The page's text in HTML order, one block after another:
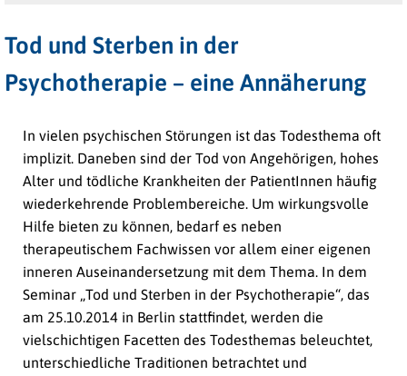
Tod und Sterben in der
Psychotherapie – eine Annäherung
In vielen psychischen Störungen ist das Todesthema oft
implizit. Daneben sind der Tod von Angehörigen, hohes
Alter und tödliche Krankheiten der PatientInnen häufig
wiederkehrende Problembereiche. Um wirkungsvolle
Hilfe bieten zu können, bedarf es neben
therapeutischem Fachwissen vor allem einer eigenen
inneren Auseinandersetzung mit dem Thema. In dem
Seminar „Tod und Sterben in der Psychotherapie“, das
am 25.10.2014 in Berlin stattfindet, werden die
vielschichtigen Facetten des Todesthemas beleuchtet,
unterschiedliche Traditionen betrachtet und